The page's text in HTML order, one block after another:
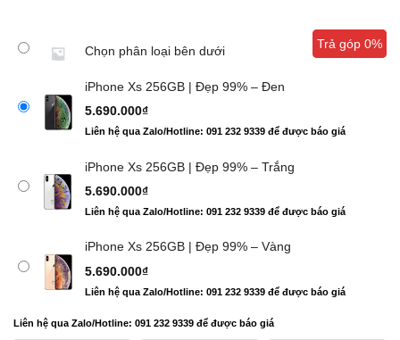
Trả góp 0%
Chọn phân loại bên dưới
iPhone Xs 256GB | Đẹp 99% – Đen
5.690.000₫
Liên hệ qua Zalo/Hotline: 091 232 9339 để được báo giá
iPhone Xs 256GB | Đẹp 99% – Trắng
5.690.000₫
Liên hệ qua Zalo/Hotline: 091 232 9339 để được báo giá
iPhone Xs 256GB | Đẹp 99% – Vàng
5.690.000₫
Liên hệ qua Zalo/Hotline: 091 232 9339 để được báo giá
Liên hệ qua Zalo/Hotline: 091 232 9339 để được báo giá
Trả góp 0%